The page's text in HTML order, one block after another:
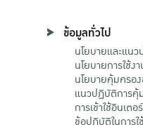
ข้อมูลทั่วไป
นโยบายและแน
นโยบายการใช้ง
นโยบายคุ้มครอ
แนวปฏิบัติการ
การเข้าใช้อินเตอ
ข้อปฏิบัติในการ